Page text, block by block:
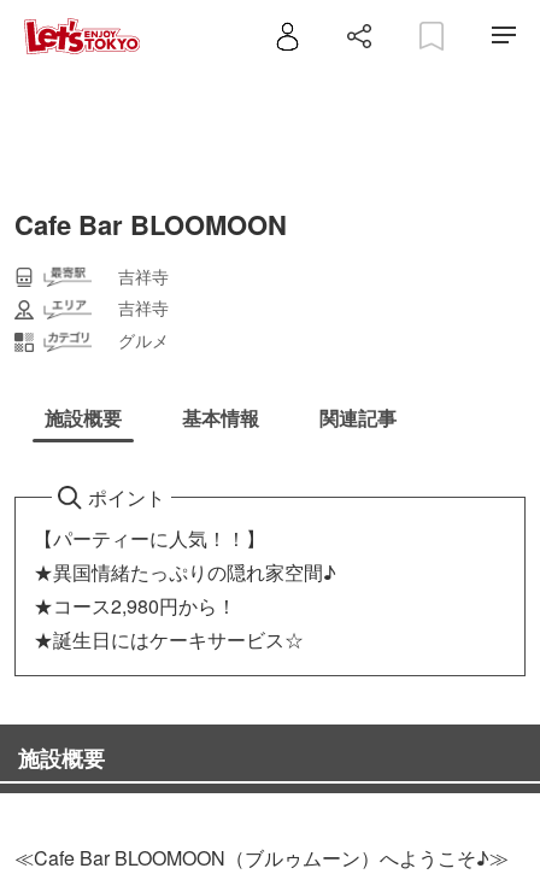
Cafe Bar BLOOMOON
吉祥寺
吉祥寺
グルメ
施設概要 基本情報 関連記事
ポイント
【パーティーに人気！！】
★異国情緒たっぷりの隠れ家空間♪
★コース2,980円から！
★誕生日にはケーキサービス☆
施設概要
≪Cafe Bar BLOOMOON（ブルゥムーン）へようこそ♪≫